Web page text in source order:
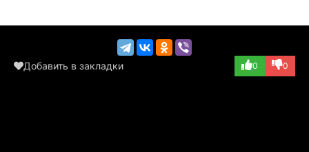
Добавить в закладки 0 0